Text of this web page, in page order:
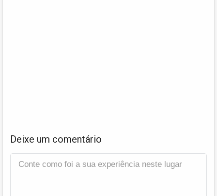
Deixe um comentário